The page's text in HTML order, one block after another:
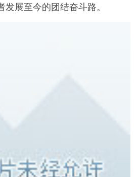
展至今的团结奋斗路。